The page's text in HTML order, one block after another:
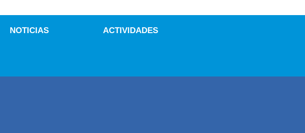
NOTICIAS ACTIVIDADES